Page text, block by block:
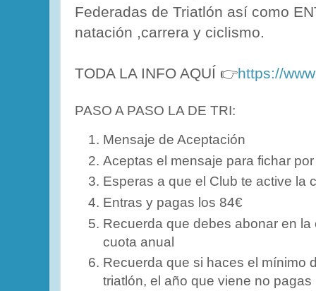
Federadas de Triatlón así como
natación ,carrera y ciclismo.
TODA LA INFO AQUÍ 👉https://
PASO A PASO LA DE TRI:
Mensaje de Aceptación
Aceptas el mensaje para fichar
Esperas a que el Club te active la
Entras y pagas los 84€
Recuerda que debes abonar en
cuota anual
Recuerda que si haces el mínimo
triatlón, el año que viene no